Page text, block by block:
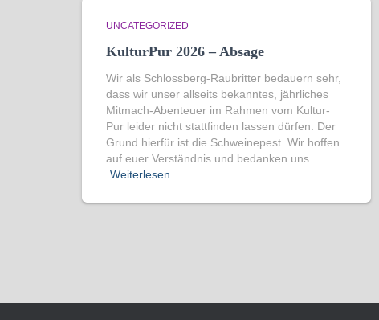
UNCATEGORIZED
KulturPur 2026 – Absage
Wir als Schlossberg-Raubritter bedauern sehr,
dass wir unser allseits bekanntes, jährliches
Mitmach-Abenteuer im Rahmen vom Kultur-
Pur leider nicht stattfinden lassen dürfen. Der
Grund hierfür ist die Schweinepest. Wir hoffen
auf euer Verständnis und bedanken uns
Weiterlesen…